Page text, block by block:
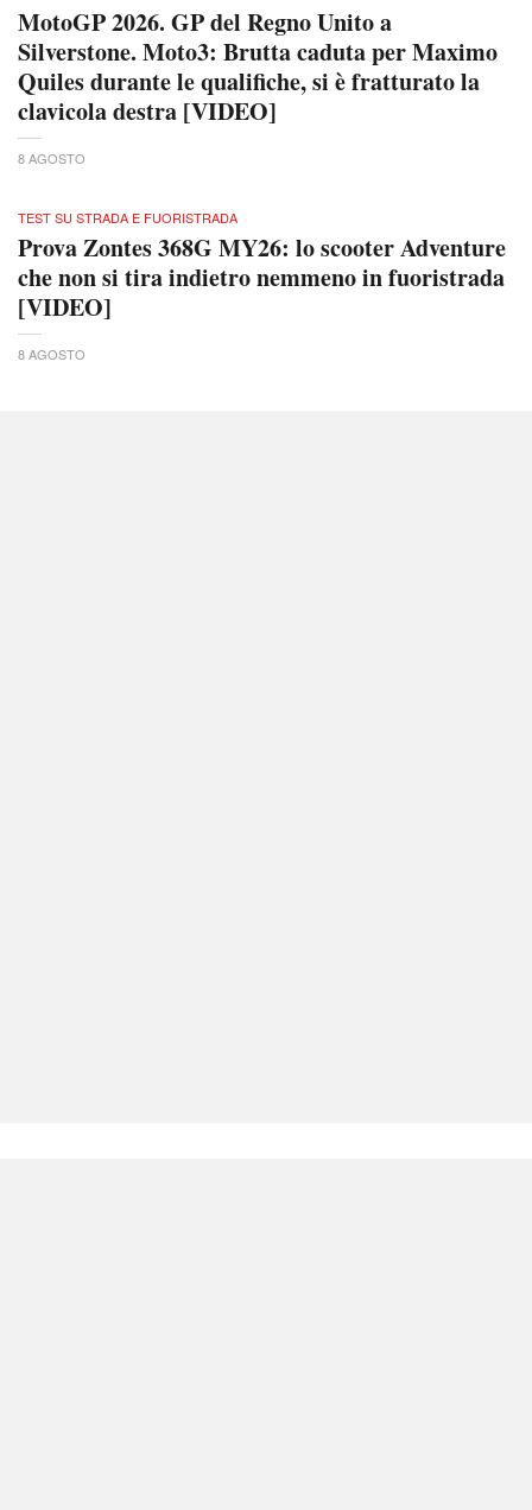
MotoGP 2026. GP del Regno Unito a
Silverstone. Moto3: Brutta caduta per Maximo
Quiles durante le qualifiche, si è fratturato la
clavicola destra [VIDEO]
8 AGOSTO
TEST SU STRADA E FUORISTRADA
Prova Zontes 368G MY26: lo scooter Adventure
che non si tira indietro nemmeno in fuoristrada
[VIDEO]
8 AGOSTO